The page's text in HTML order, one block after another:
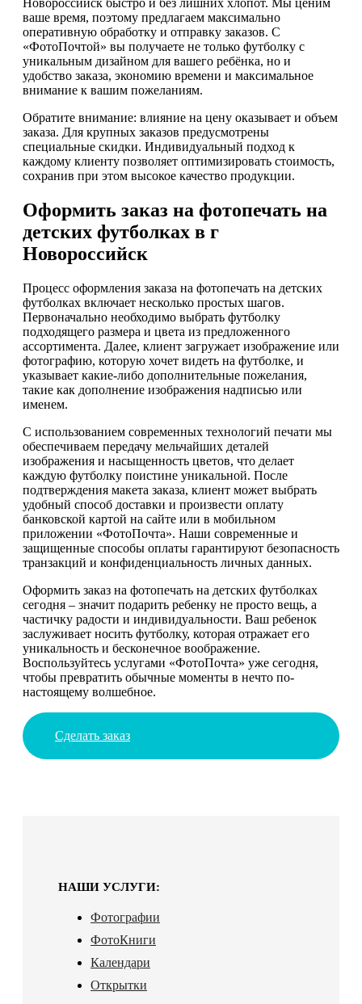
Новороссийск быстро и без лишних хлопот. Мы ценим
ваше время, поэтому предлагаем максимально
оперативную обработку и отправку заказов. С
«ФотоПочтой» вы получаете не только футболку с
уникальным дизайном для вашего ребёнка, но и
удобство заказа, экономию времени и максимальное
внимание к вашим пожеланиям.
Обратите внимание: влияние на цену оказывает и объем
заказа. Для крупных заказов предусмотрены
специальные скидки. Индивидуальный подход к
каждому клиенту позволяет оптимизировать стоимость,
сохранив при этом высокое качество продукции.
Оформить заказ на фотопечать на
детских футболках в г
Новороссийск
Процесс оформления заказа на фотопечать на детских
футболках включает несколько простых шагов.
Первоначально необходимо выбрать футболку
подходящего размера и цвета из предложенного
ассортимента. Далее, клиент загружает изображение или
фотографию, которую хочет видеть на футболке, и
указывает какие-либо дополнительные пожелания,
такие как дополнение изображения надписью или
именем.
С использованием современных технологий печати мы
обеспечиваем передачу мельчайших деталей
изображения и насыщенность цветов, что делает
каждую футболку поистине уникальной. После
подтверждения макета заказа, клиент может выбрать
удобный способ доставки и произвести оплату
банковской картой на сайте или в мобильном
приложении «ФотоПочта». Наши современные и
защищенные способы оплаты гарантируют безопасность
транзакций и конфиденциальность личных данных.
Оформить заказ на фотопечать на детских футболках
сегодня – значит подарить ребенку не просто вещь, а
частичку радости и индивидуальности. Ваш ребенок
заслуживает носить футболку, которая отражает его
уникальность и бесконечное воображение.
Воспользуйтесь услугами «ФотоПочта» уже сегодня,
чтобы превратить обычные моменты в нечто по-
настоящему волшебное.
Сделать заказ
НАШИ УСЛУГИ:
Фотографии
ФотоКниги
Календари
Открытки